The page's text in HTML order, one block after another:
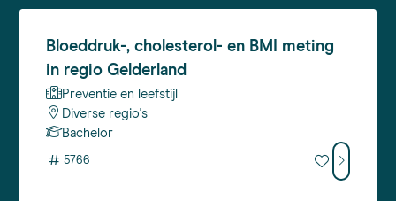
Bloeddruk-,cholesterol- en BMI meting
in regio Gelderland
Preventie en leefstijl
Diverse regio's
Bachelor
# 5766